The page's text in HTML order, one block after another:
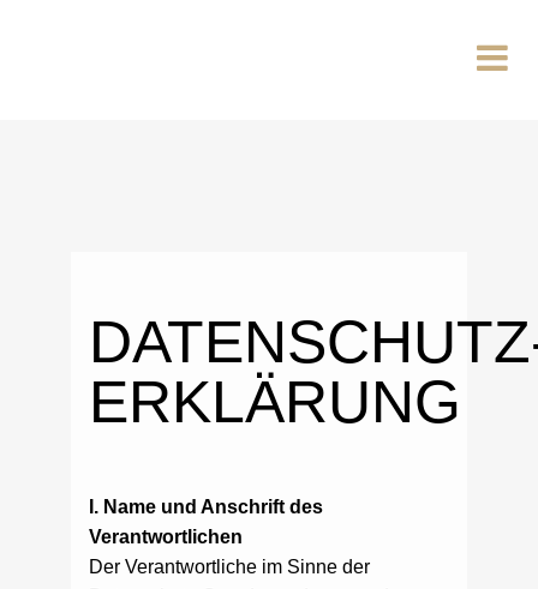
ERKLÄRUNG
I. Name und Anschrift des
Verantwortlichen
Der Verantwortliche im Sinne der